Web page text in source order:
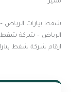
مميز
شفط بيارات الرياض
الرياض – شركة شفط
ارقام شركة شفط